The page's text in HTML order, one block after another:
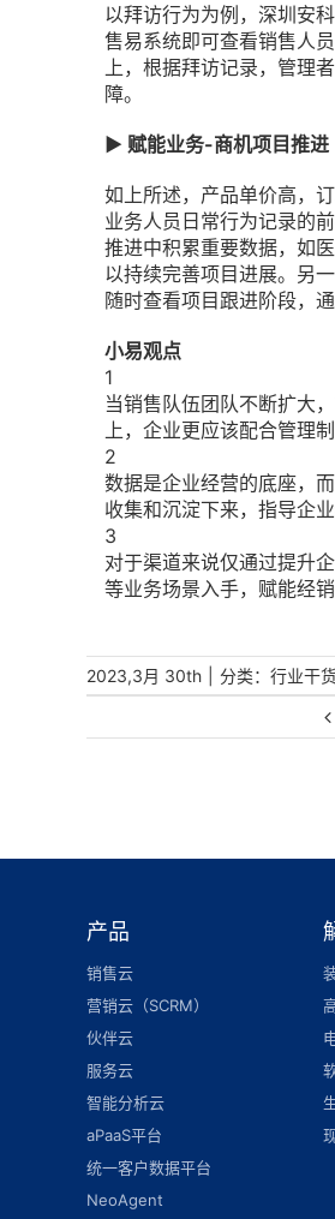
以拜访行为为例，深圳安
售易系统即可查看销售人
上，根据拜访记录，管理
障。
▶ 赋能业务-商机项目推进
如上所述，产品单价高，
业务人员日常行为记录的
推进中积累重要数据，如
以持续完善项目进展。另
随时查看项目跟进阶段，
小易观点
1
当销售队伍团队不断扩大
上，企业更应该配合管理
2
数据是企业经营的底座，
收集和沉淀下来，指导企
3
对于渠道来说仅通过提升
等业务场景入手，赋能经
2023,3月 30th | 分类： 行业干
产品
销售云
营销云（SCRM）
伙伴云
服务云
智能分析云
aPaaS平台
统一客户数据平台
NeoAgent